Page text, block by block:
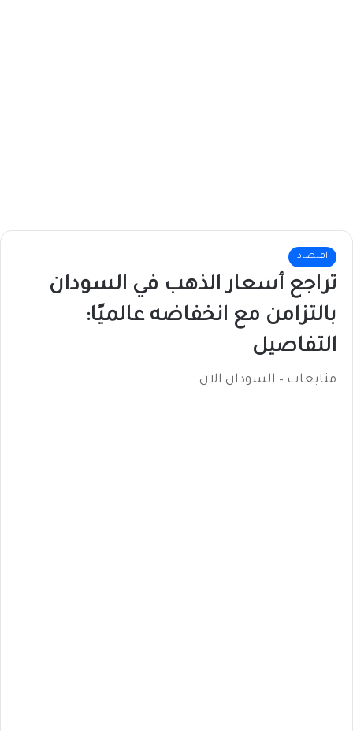
اقتصاد
تراجع أسعار الذهب في السودان
بالتزامن مع انخفاضه عالميًا:
التفاصيل
متابعات – السودان الان